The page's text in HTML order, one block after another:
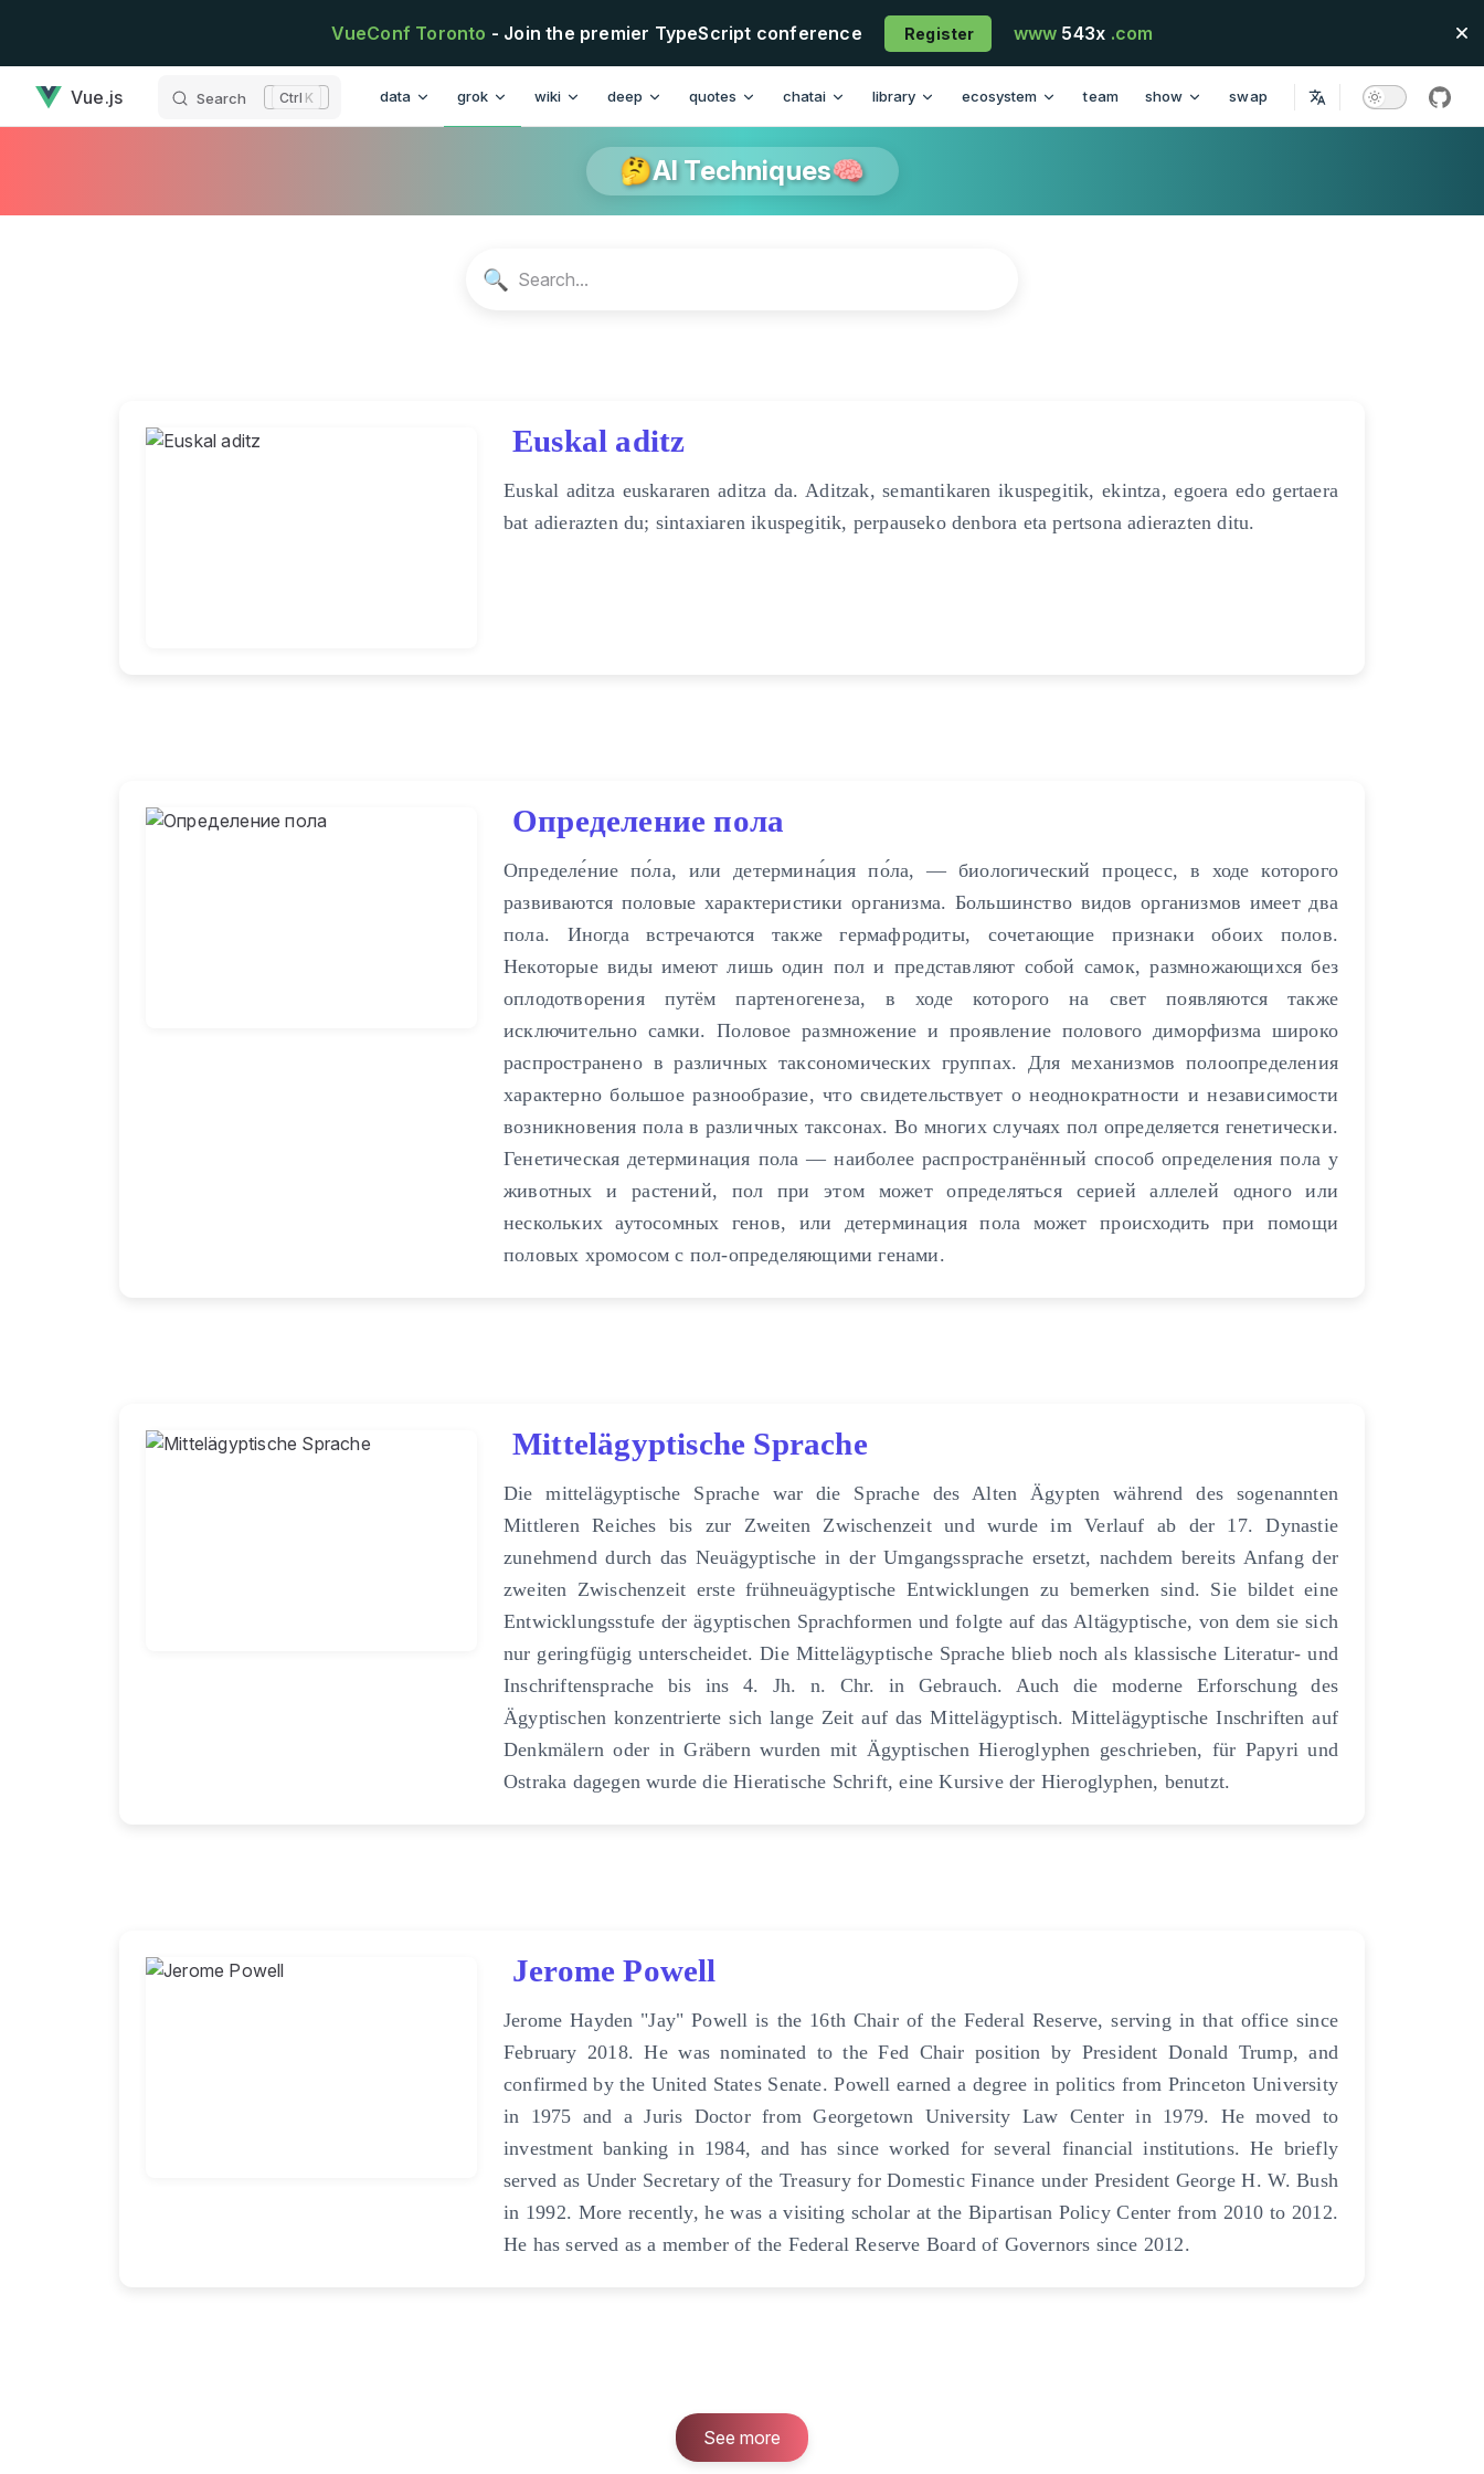
VueConf Toronto - Join the premier TypeScript conference Register www 543x .com
Vue.js Search K data grok wiki deep quotes chatai library ecosystem team show swap
🤔AI Techniques🧠
🔍
Euskal aditz
Euskal aditza euskararen aditza da. Aditzak, semantikaren ikuspegitik, ekintza, egoera edo gertaera
bat adierazten du; sintaxiaren ikuspegitik, perpauseko denbora eta pertsona adierazten ditu.
Определение пола
Определе́ние по́ла, или детермина́ция по́ла, — биологический процесс, в ходе которого
развиваются половые характеристики организма. Большинство видов организмов имеет два
пола. Иногда встречаются также гермафродиты, сочетающие признаки обоих полов.
Некоторые виды имеют лишь один пол и представляют собой самок, размножающихся без
оплодотворения путём партеногенеза, в ходе которого на свет появляются также
исключительно самки. Половое размножение и проявление полового диморфизма широко
распространено в различных таксономических группах. Для механизмов полоопределения
характерно большое разнообразие, что свидетельствует о неоднократности и независимости
возникновения пола в различных таксонах. Во многих случаях пол определяется генетически.
Генетическая детерминация пола — наиболее распространённый способ определения пола у
животных и растений, пол при этом может определяться серией аллелей одного или
нескольких аутосомных генов, или детерминация пола может происходить при помощи
половых хромосом с пол-определяющими генами.
Mittelägyptische Sprache
Die mittelägyptische Sprache war die Sprache des Alten Ägypten während des sogenannten
Mittleren Reiches bis zur Zweiten Zwischenzeit und wurde im Verlauf ab der 17. Dynastie
zunehmend durch das Neuägyptische in der Umgangssprache ersetzt, nachdem bereits Anfang der
zweiten Zwischenzeit erste frühneuägyptische Entwicklungen zu bemerken sind. Sie bildet eine
Entwicklungsstufe der ägyptischen Sprachformen und folgte auf das Altägyptische, von dem sie sich
nur geringfügig unterscheidet. Die Mittelägyptische Sprache blieb noch als klassische Literatur- und
Inschriftensprache bis ins 4. Jh. n. Chr. in Gebrauch. Auch die moderne Erforschung des
Ägyptischen konzentrierte sich lange Zeit auf das Mittelägyptisch. Mittelägyptische Inschriften auf
Denkmälern oder in Gräbern wurden mit Ägyptischen Hieroglyphen geschrieben, für Papyri und
Ostraka dagegen wurde die Hieratische Schrift, eine Kursive der Hieroglyphen, benutzt.
Jerome Powell
Jerome Hayden "Jay" Powell is the 16th Chair of the Federal Reserve, serving in that office since
February 2018. He was nominated to the Fed Chair position by President Donald Trump, and
confirmed by the United States Senate. Powell earned a degree in politics from Princeton University
in 1975 and a Juris Doctor from Georgetown University Law Center in 1979. He moved to
investment banking in 1984, and has since worked for several financial institutions. He briefly
served as Under Secretary of the Treasury for Domestic Finance under President George H. W. Bush
in 1992. More recently, he was a visiting scholar at the Bipartisan Policy Center from 2010 to 2012.
He has served as a member of the Federal Reserve Board of Governors since 2012.
See more